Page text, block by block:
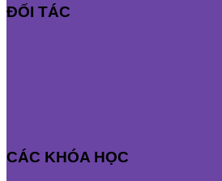
ĐỐI TÁC
CÁC KHÓA HỌC